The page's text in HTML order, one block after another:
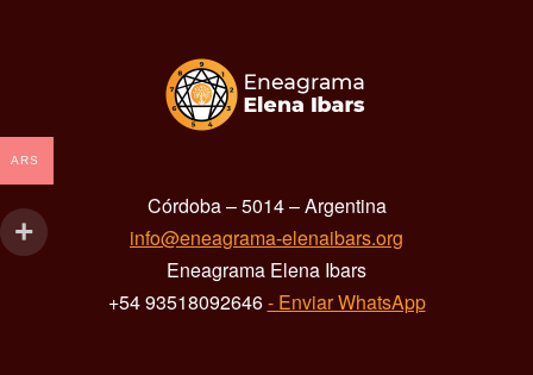
Córdoba – 5014 – Argentina
info@eneagrama-elenaibars.org
Eneagrama Elena Ibars
+54 93518092646- Enviar WhatsApp
ARS